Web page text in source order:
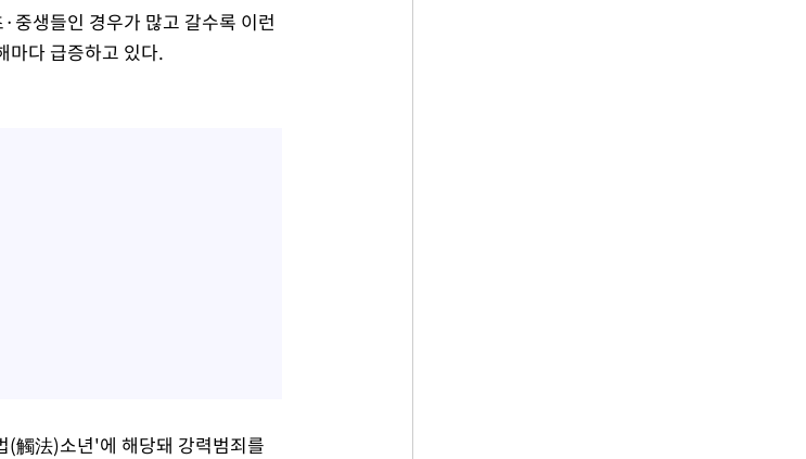
중생들인 경우가 많고 갈수록 이런
마다 급증하고 있다.
(觸法)소년'에 해당돼 강력범죄를